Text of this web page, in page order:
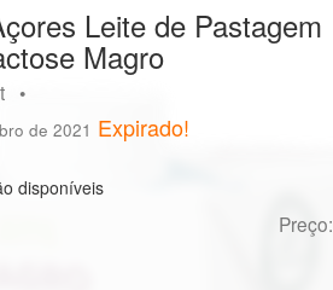
Leite de Pastagem
Magro
•
de 2021 Expirado!
disponíveis
Preço: